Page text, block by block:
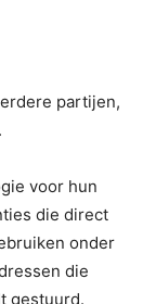
partijen,
voor hun
die direct
onder
die
gestuurd.